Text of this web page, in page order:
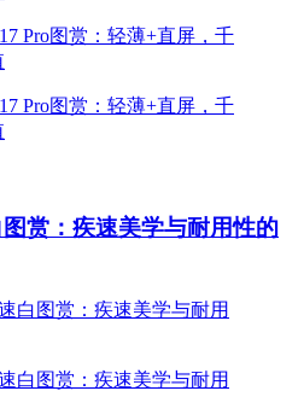
赏：疾速美学与耐用性的